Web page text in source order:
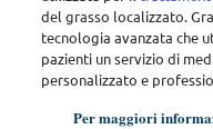
del grasso localizzato.
tecnologia avanzata che
pazienti un servizio di
personalizzato e
Per maggiori